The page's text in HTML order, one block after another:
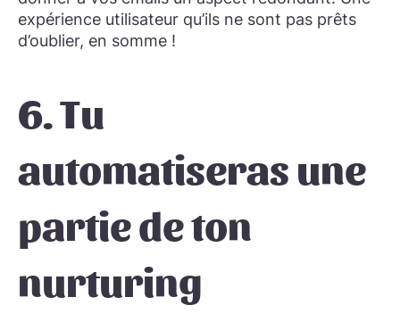
expérience utilisateur qu’ils ne sont pas prêts
d’oublier, en somme !
6. Tu
automatiseras une
partie de ton
nurturing